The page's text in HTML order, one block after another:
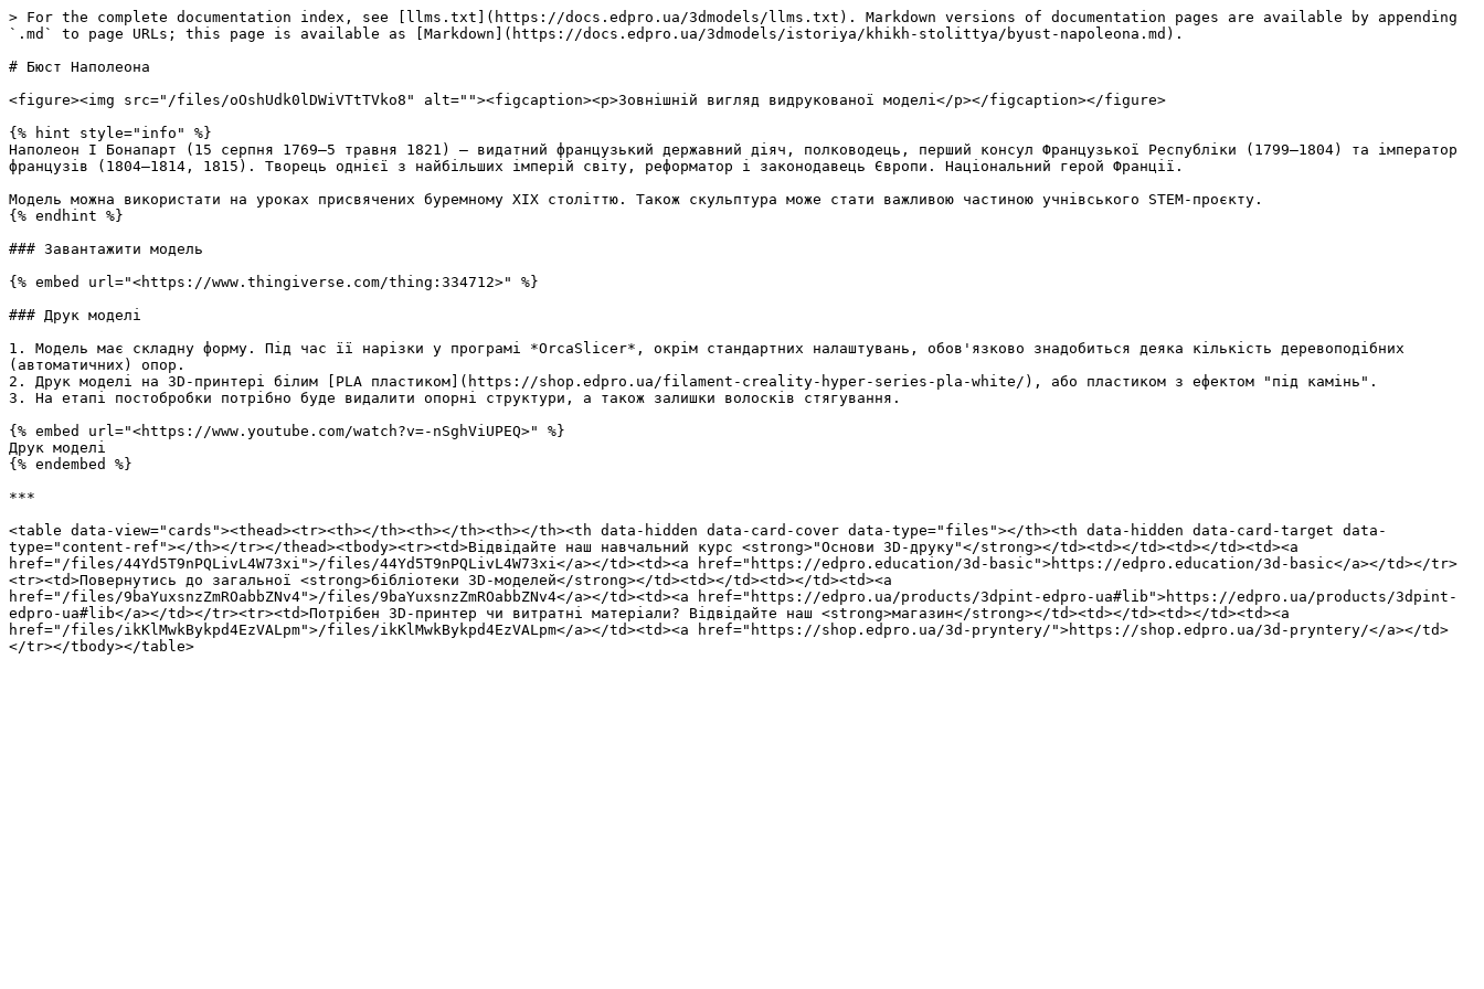
> For the complete documentation index, see [llms.txt](https://docs.edpro.ua/3dmodels/llms.txt). Markdown versions of documentation pages are available by appending
`.md` to page URLs; this page is available as [Markdown](https://docs.edpro.ua/3dmodels/istoriya/khikh-stolittya/byust-napoleona.md).
# Бюст Наполеона
<figure><img src="/files/oOshUdk0lDWiVTtTVko8" alt=""><figcaption><p>Зовнішній вигляд видрукованої моделі</p></figcaption></figure>
{% hint style="info" %}
Наполеон I Бонапарт (15 серпня 1769—5 травня 1821) — видатний французький державний діяч, полководець, перший консул Французької Республіки (1799—1804) та імператор
французів (1804—1814, 1815). Творець однієї з найбільших імперій світу, реформатор і законодавець Європи. Національний герой Франції.
Модель можна використати на уроках присвячених буремному ХІХ століттю. Також скульптура може стати важливою частиною учнівського STEM-проєкту.
{% endhint %}
### Завантажити модель
{% embed url="<https://www.thingiverse.com/thing:334712>" %}
### Друк моделі
1. Модель має складну форму. Під час її нарізки у програмі *OrcaSlicer*, окрім стандартних налаштувань, обов'язково знадобиться деяка кількість деревоподібних
(автоматичних) опор.
2. Друк моделі на 3D-принтері білим [PLA пластиком](https://shop.edpro.ua/filament-creality-hyper-series-pla-white/), або пластиком з ефектом "під камінь".
3. На етапі постобробки потрібно буде видалити опорні структури, а також залишки волосків стягування.
{% embed url="<https://www.youtube.com/watch?v=-nSghViUPEQ>" %}
Друк моделі
{% endembed %}
***
<table data-view="cards"><thead><tr><th></th><th></th><th></th><th data-hidden data-card-cover data-type="files"></th><th data-hidden data-card-target data-
type="content-ref"></th></tr></thead><tbody><tr><td>Відвідайте наш навчальний курс <strong>"Основи 3D-друку"</strong></td><td></td><td></td><td><a
href="/files/44Yd5T9nPQLivL4W73xi">/files/44Yd5T9nPQLivL4W73xi</a></td><td><a href="https://edpro.education/3d-basic">https://edpro.education/3d-basic</a></td></tr>
<tr><td>Повернутись до загальної <strong>бібліотеки 3D-моделей</strong></td><td></td><td></td><td><a
href="/files/9baYuxsnzZmROabbZNv4">/files/9baYuxsnzZmROabbZNv4</a></td><td><a href="https://edpro.ua/products/3dpint-edpro-ua#lib">https://edpro.ua/products/3dpint-
edpro-ua#lib</a></td></tr><tr><td>Потрібен 3D-принтер чи витратні матеріали? Відвідайте наш <strong>магазин</strong></td><td></td><td></td><td><a
href="/files/ikKlMwkBykpd4EzVALpm">/files/ikKlMwkBykpd4EzVALpm</a></td><td><a href="https://shop.edpro.ua/3d-pryntery/">https://shop.edpro.ua/3d-pryntery/</a></td>